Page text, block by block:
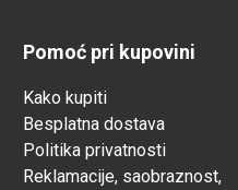
Pomoć pri kupovini
Kako kupiti
Besplatna dostava
Politika privatnosti
Reklamacije, saobraznost,